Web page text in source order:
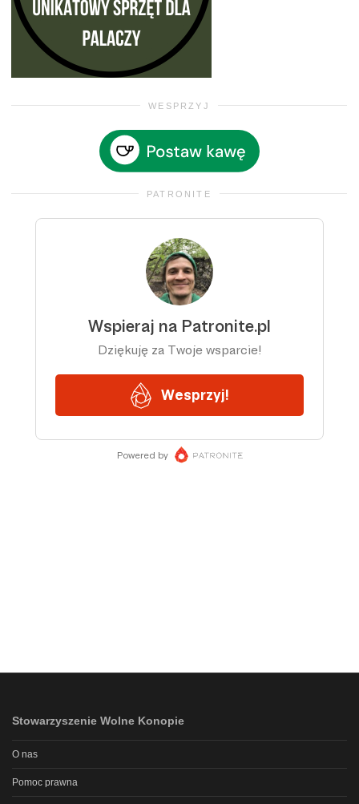
WESPRZYJ
PATRONITE
Stowarzyszenie Wolne Konopie
O nas
Pomoc prawna